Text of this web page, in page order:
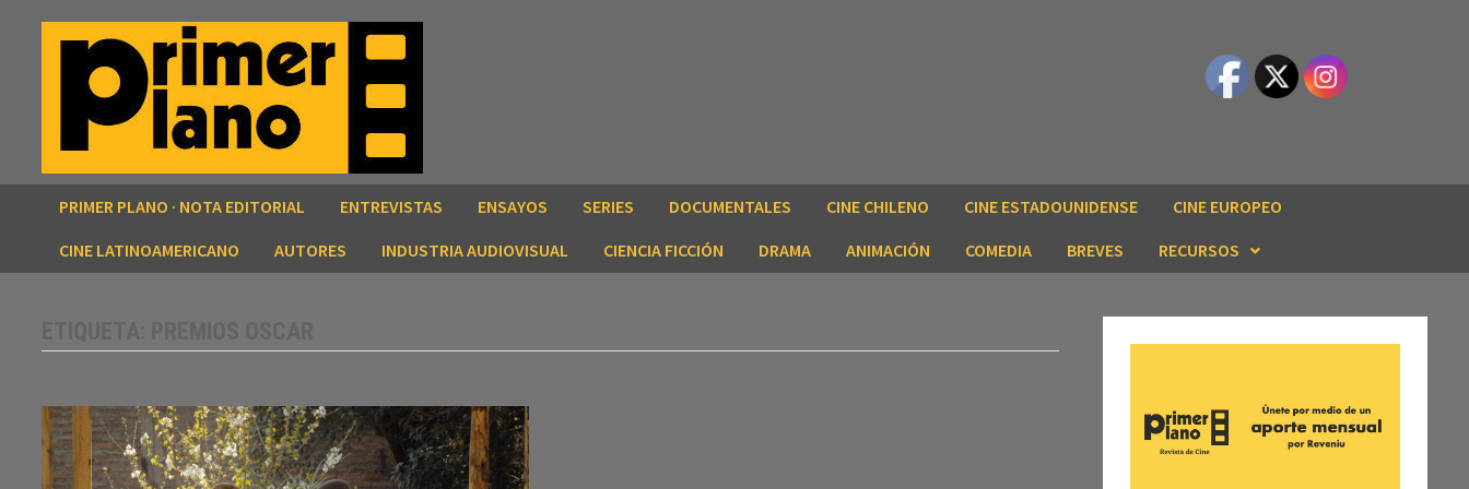
PRIMER PLANO · NOTA EDITORIAL ENTREVISTAS ENSAYOS SERIES DOCUMENTALES CINE CHILENO CINE ESTADOUNIDENSE
CINE EUROPEO
CINE LATINOAMERICANO
AUTORES INDUSTRIA AUDIOVISUAL CIENCIA FICCIÓN DRAMA ANIMACIÓN COMEDIA BREVES RECURSOS